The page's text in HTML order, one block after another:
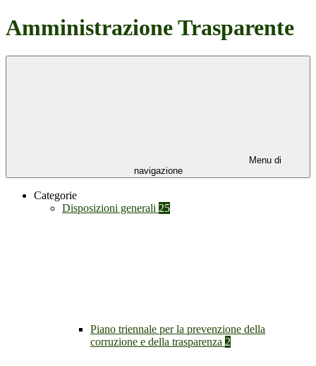
Amministrazione Trasparente
Menu di
navigazione
Categorie
Disposizioni generali 25
Piano triennale per la prevenzione della
corruzione e della trasparenza 2